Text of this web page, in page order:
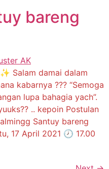
bareng
Salam damai dalam
kabarnya ??? “Semoga
lupa bahagia yach”.
.. kepoin Postulan
Santuy bareng
17 April 2021 🕗 17.00